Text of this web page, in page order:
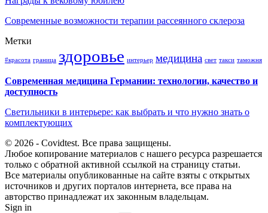
Современные возможности терапии рассеянного склероза
Метки
#красота граница здоровье интерьер медицина свет такси таможня
Современная медицина Германии: технологии, качество и
доступность
Светильники в интерьере: как выбрать и что нужно знать о
комплектующих
© 2026 - Covidtest. Все права защищены.
Любое копирование материалов с нашего ресурса разрешается
только с обратной активной ссылкой на страницу статьи.
Все материалы опубликованные на сайте взяты с открытых
источников и других порталов интернета, все права на
авторство принадлежат их законным владельцам.
Sign in